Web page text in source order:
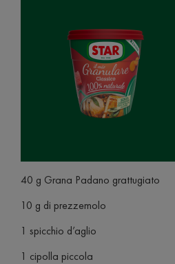
40 g Grana Padano grattugiato
10 g di prezzemolo
1 spicchio d’aglio
1 cipolla piccola